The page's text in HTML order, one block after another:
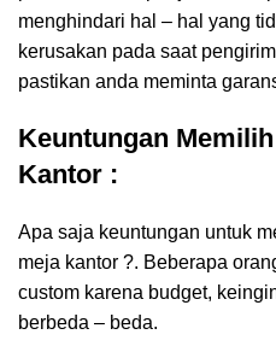
menghindari hal – hal yang
kerusakan pada saat
pastikan anda meminta
Keuntungan
Kantor :
Apa saja keuntungan untuk
meja kantor ?. Beberapa
custom karena budget,
berbeda – beda.